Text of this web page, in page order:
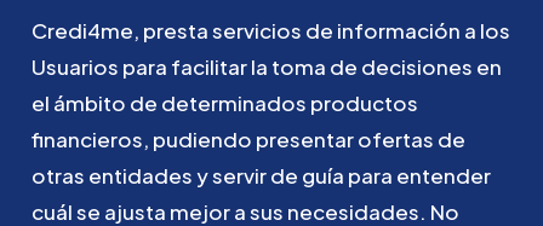
Credi4me, prestaservicios de información a los
Usuarios para facilitarla toma de decisiones en
el ámbito de determinados productos
financieros, pudiendo presentarofertas de
otras entidadesyservirde guía para entender
cuálse ajusta mejorasus necesidades. No